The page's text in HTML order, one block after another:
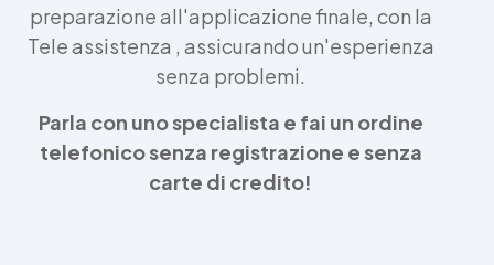
preparazione all'applicazione finale, con la
Tele assistenza , assicurando un'esperienza
senza problemi.
Parla con uno specialista e fai un ordine
telefonico senza registrazione e senza
carte di credito!